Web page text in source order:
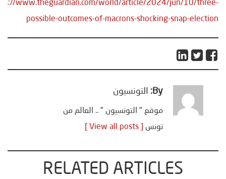
www.theguardian.com/world/article/2024/jun/10/three-
possible-outcomes-of-macrons-shocking-snap-election
By: التونسيون
موقع " التونسيون " .. العالم من
تونس
RELATED ARTICLES